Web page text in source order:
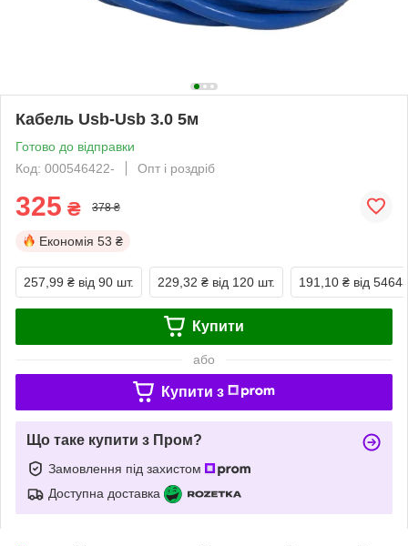
Кабель Usb-Usb 3.0 5м
Готово до відправки
Код: 000546422-
Опт і роздріб
325 ₴ 378 ₴
Економія 53 ₴
257,99 ₴ від 90 шт. 229,32 ₴ від 120 шт. 191,10 ₴ від
Купити
або
Купити з
Що таке купити з Пром?
Замовлення під захистом
Доступна доставка